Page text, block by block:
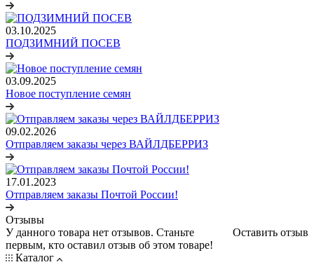
03.10.2025
ПОДЗИМНИЙ ПОСЕВ
03.09.2025
Новое поступление семян
09.02.2026
Отправляем заказы через ВАЙЛДБЕРРИЗ
17.01.2023
Отправляем заказы Почтой России!
Отзывы
Оставить отзыв
У данного товара нет отзывов. Станьте
первым, кто оставил отзыв об этом товаре!
Каталог